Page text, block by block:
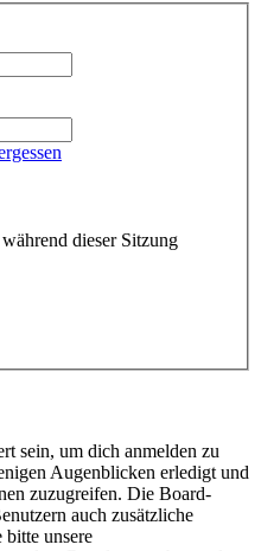
dieser Sitzung
sein, um dich anmelden zu
Augenblicken erledigt und
zuzugreifen. Die Board-
auch zusätzliche
bitte unsere